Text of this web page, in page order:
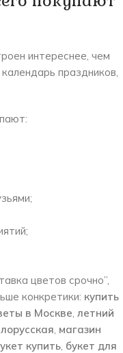
интереснее, чем
праздников,
цветов срочно”,
конкретики: купить
в Москве, летний
, магазин
купить, букет для